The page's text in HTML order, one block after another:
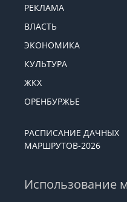
РЕКЛАМА
ВЛАСТЬ
ЭКОНОМИКА
КУЛЬТУРА
ЖКХ
ОРЕНБУРЖЬЕ
РАСПИСАНИЕ ДАЧНЫХ
МАРШРУТОВ-2026
Использование